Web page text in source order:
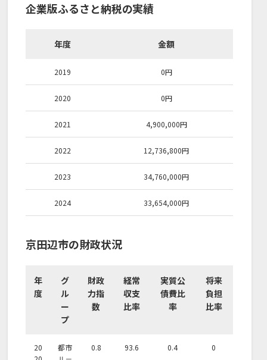
企業版ふるさと納税の実績
年度 金額
2019 0円
2020 0円
2021 4,900,000円
2022 12,736,800円
2023 34,760,000円
2024 33,654,000円
京田辺市の財政状況
年
度
グ
ル
ー
プ
財政
力指
数
経常
収支
比率
実質公
債費比
率
将来
負担
比率
20
都市
0.8 93.6 0.4 0